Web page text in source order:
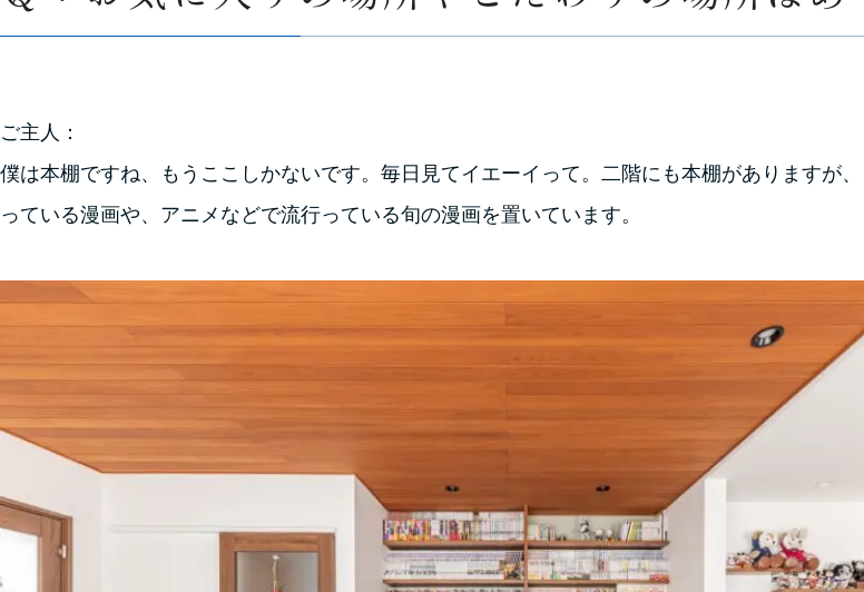
ご主人：
僕は本棚ですね、もうここしかないです。毎日見てイエーイって。二階にも本棚がありますが
っている漫画や、アニメなどで流行っている旬の漫画を置いています。